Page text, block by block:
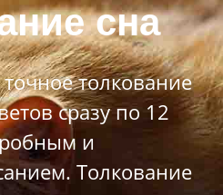
сна
толкование
сразу по 12
и
Толкование